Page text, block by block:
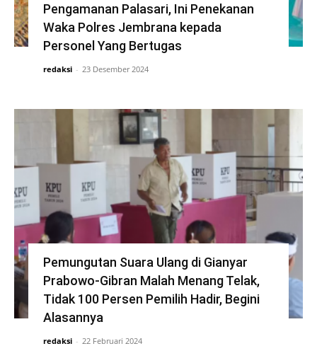
Pengamanan Palasari, Ini Penekanan
Waka Polres Jembrana kepada
Personel Yang Bertugas
redaksi - 23 Desember 2024
Pemungutan Suara Ulang di Gianyar
Prabowo-Gibran Malah Menang Telak,
Tidak 100 Persen Pemilih Hadir, Begini
Alasannya
redaksi - 22 Februari 2024